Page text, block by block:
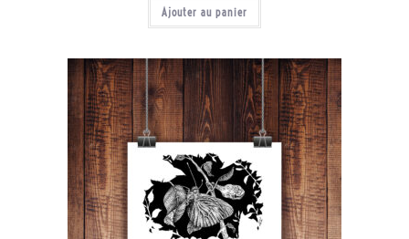
Ajouter au panier